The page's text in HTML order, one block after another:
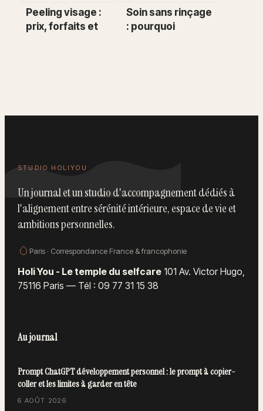
Peeling visage :
prix, forfaits et
Soin sans rinçage
: pourquoi
STUDIO HOLIYOU
Un journal et un studio d'accompagnement dédiés à
l'alignement entre sérénité intérieure, espace de vie et
ambitions personnelles.
Paris · Correspondance France & francophonie
Holi You - Le temple du selfcare 101 Av. Victor Hugo,
75116 Paris — Tél : 09 77 31 15 38
Au journal
Prompt ChatGPT développement personnel : le prompt à copier-
coller et les limites à garder en tête
6 AOÛT 2026